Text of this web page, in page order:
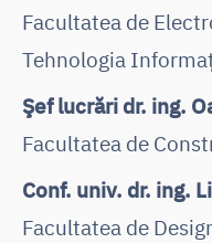
Facultatea de
Tehnologia
Şef lucrări dr. ing.
Facultatea de
Conf. univ. dr. ing.
Facultatea de